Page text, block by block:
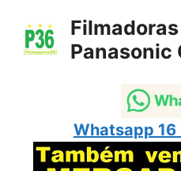
para
Panasonic
Whatsapp 16